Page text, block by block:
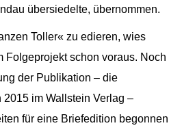
übersiedelte, übernommen.
Toller« zu edieren, wies
Folgeprojekt schon voraus. Noch
der Publikation – die
im Wallstein Verlag –
für eine Briefedition begonnen